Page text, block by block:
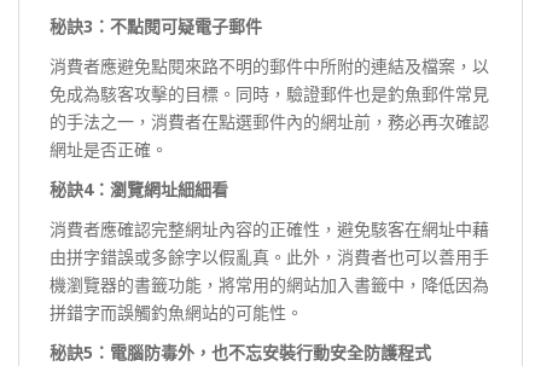
秘訣3：不點閱可疑電子郵件
消費者應避免點閱來路不明的郵件中所附的連結及檔案，以
免成為駭客攻擊的目標。同時，驗證郵件也是釣魚郵件常見
的手法之一，消費者在點選郵件內的網址前，務必再次確認
網址是否正確。
秘訣4：瀏覽網址細細看
消費者應確認完整網址內容的正確性，避免駭客在網址中藉
由拼字錯誤或多餘字以假亂真。此外，消費者也可以善用手
機瀏覽器的書籤功能，將常用的網站加入書籤中，降低因為
拼錯字而誤觸釣魚網站的可能性。
秘訣5：電腦防毒外，也不忘安裝行動安全防護程式